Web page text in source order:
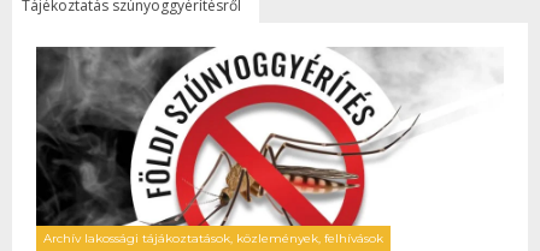
Tájékoztatás szúnyoggyérítésről
Archív lakossági tájákoztatások, közlemények, felhívások